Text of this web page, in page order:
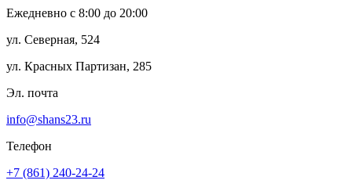
Ежедневно с 8:00 до 20:00
ул. Северная, 524
ул. Красных Партизан, 285
Эл. почта
info@shans23.ru
Телефон
+7 (861) 240-24-24